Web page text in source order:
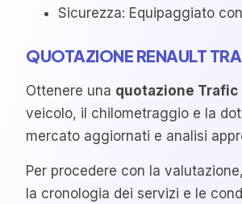
Sicurezza: Equipaggiato
QUOTAZIONE RENAULT
Ottenere una quotazione Trafic
veicolo, il chilometraggio e la
mercato aggiornati e analisi
Per procedere con la
la cronologia dei servizi e le